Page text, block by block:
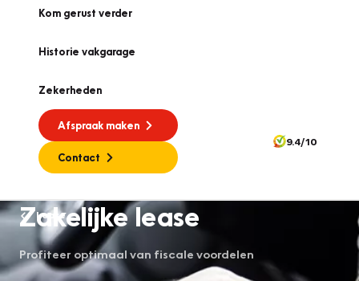
Kom gerust verder
Historie vakgarage
Zekerheden
Afspraak maken
Contact
9.4/10
Lease
Zakelijke lease
Profiteer optimaal van fiscale voordelen